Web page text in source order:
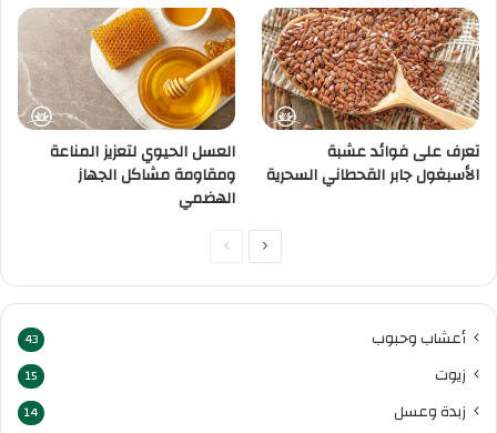
تعرف على فوائد عشبة
الأسبغول جابر القحطاني السحرية
العسل الحيوي لتعزيز المناعة
ومقاومة مشاكل الجهاز
الهضمي
الصفحةالصفحة
أعشاب وحبوب 43
زيوت 15
زبدة وعسل 14